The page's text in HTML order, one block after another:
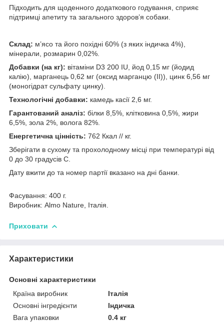
Підходить для щоденного додаткового годування, сприяє
підтримці апетиту та загального здоров’я собаки.
Склад: м’ясо та його похідні 60% (з яких індичка 4%),
мінерали, розмарин 0,02%.
Добавки (на кг): вітаміни D3 200 IU, йод 0,15 мг (йодид
калію), марганець 0,62 мг (оксид марганцю (ІІ)), цинк 6,56 мг
(моногідрат сульфату цинку).
Технологічні добавки: камедь касії 2,6 мг.
Гарантований аналіз: білки 8,5%, клітковина 0,5%, жири
6,5%, зола 2%, волога 82%.
Енергетична цінність: 762 Ккал // кг.
Зберігати в сухому та прохолодному місці при температурі від
0 до 30 градусів С.
Дату вжити до та номер партії вказано на дні банки.
Фасування: 400 г.
Виробник: Almo Nature, Італія.
Приховати
Характеристики
Основні характеристики
Країна виробник
Італія
Основні інгредієнти
Індичка
Вага упаковки
0.4 кг